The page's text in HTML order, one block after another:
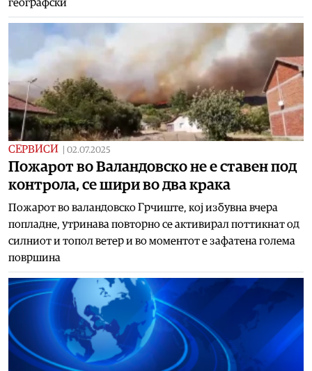
географски
СЕРВИСИ 02.07.2025
Пожарот во Валандовско не е ставен под
контрола, се шири во два крака
Пожарот во валандовско Грчиште, кој избувна вчера
попладне, утринава повторно се активирал поттикнат од
силниот и топол ветер и во моментот е зафатена голема
површина